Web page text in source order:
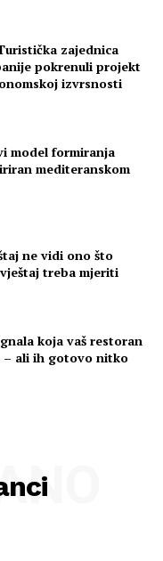
zajednica
pokrenuli projekt
izvrsnosti
model formiranja
mediteranskom
ne vidi ono što
treba mjeriti
koja vaš restoran
– ali ih gotovo nitko